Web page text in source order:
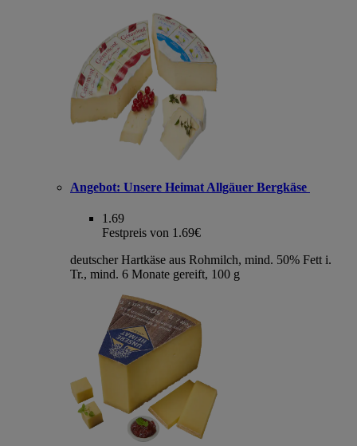
Angebot: Unsere Heimat Allgäuer Bergkäse
1.69
Festpreis von 1.69€
deutscher Hartkäse aus Rohmilch, mind. 50% Fett i.
Tr., mind. 6 Monate gereift, 100 g